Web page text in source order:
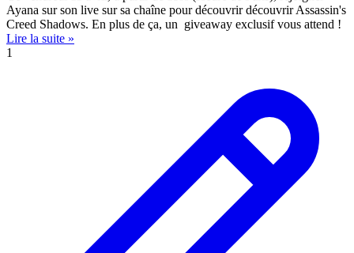
Ayana sur son live sur sa chaîne pour découvrir découvrir Assassin's
Creed Shadows. En plus de ça, un giveaway exclusif vous attend !
Lire la suite »
1